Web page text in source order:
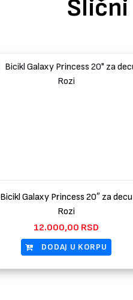
Bicikl Galaxy Princess 20″ za decu
Rozi
12.000,00 RSD
DODAJ U KORPU